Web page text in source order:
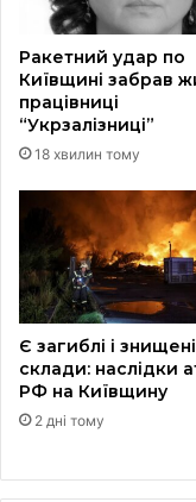
Ракетний удар по
Київщині забрав
працівниці
“Укрзалізниці”
18 хвилин тому
Є загиблі і знищені
склади: наслідки
РФ на Київщину
2 дні тому